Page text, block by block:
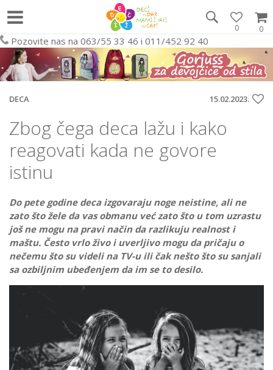
0
0
Pozovite nas na 063/55 33 46 i 011/452 92 40
DECA 15.02.2023.
Zbog čega deca lažu i kako
reagovati kada ne govore
istinu
Do pete godine deca izgovaraju noge neistine, ali ne
zato što žele da vas obmanu već zato što u tom uzrastu
još ne mogu na pravi način da razlikuju realnost i
maštu. Često vrlo živo i uverljivo mogu da pričaju o
nečemu što su videli na TV-u ili čak nešto što su sanjali
sa ozbiljnim ubeđenjem da im se to desilo.